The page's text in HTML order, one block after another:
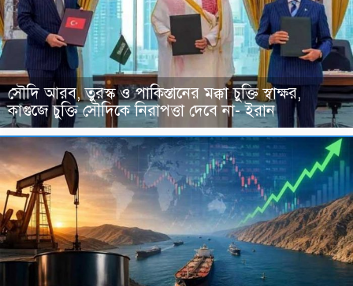
সৌদি আরব, তুরস্ক ও পাকিস্তানের মক্কা চুক্তি স্বাক্ষর,
কাগুজে চুক্তি সৌদিকে নিরাপত্তা দেবে না- ইরান